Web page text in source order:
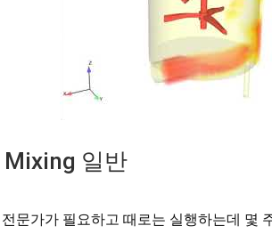
Mixing 일반
문가가 필요하고 때로는 실행하는데 몇